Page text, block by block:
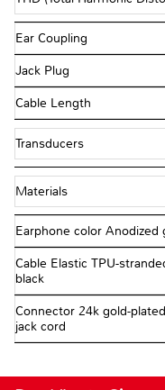
Ear Coupling
Jack Plug
Cable Length
Transducers
Materials
Earphone color Anodized
Cable Elastic TPU-
black
Connector 24k gold-
jack cord